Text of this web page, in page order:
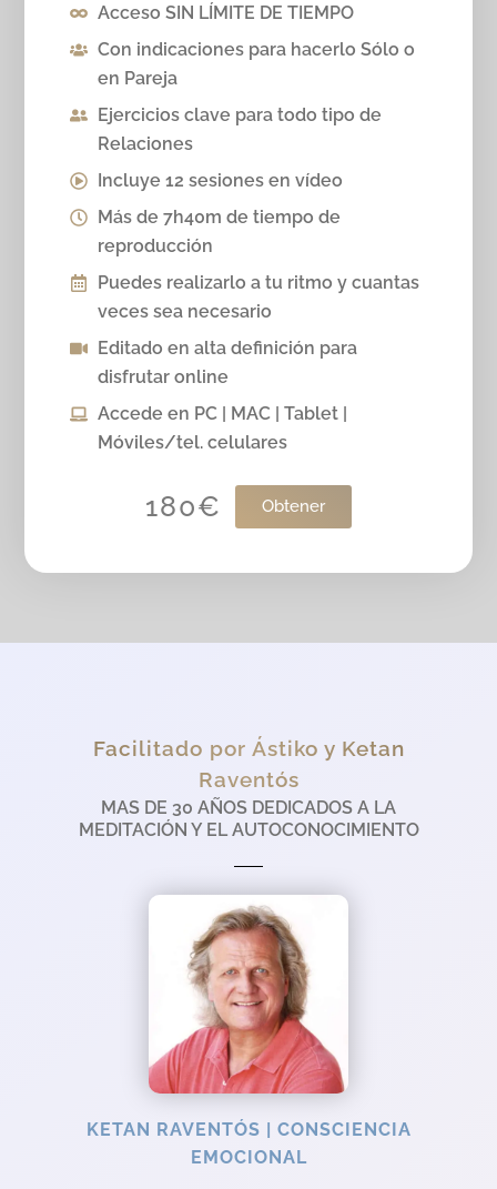
Acceso SIN LÍMITE DE TIEMPO
Con indicaciones para hacerlo Sólo o
en Pareja
Ejercicios clave para todo tipo de
Relaciones
Incluye 12 sesiones en vídeo
Más de 7h40m de tiempo de
reproducción
Puedes realizarlo a tu ritmo y cuantas
veces sea necesario
Editado en alta definición para
disfrutar online
Accede en PC | MAC | Tablet |
Móviles/tel. celulares
180€ Obtener
Facilitado por Ástiko y Ketan
Raventós
MAS DE 30 AÑOS DEDICADOS A LA
MEDITACIÓN Y EL AUTOCONOCIMIENTO
KETAN RAVENTÓS | CONSCIENCIA
EMOCIONAL